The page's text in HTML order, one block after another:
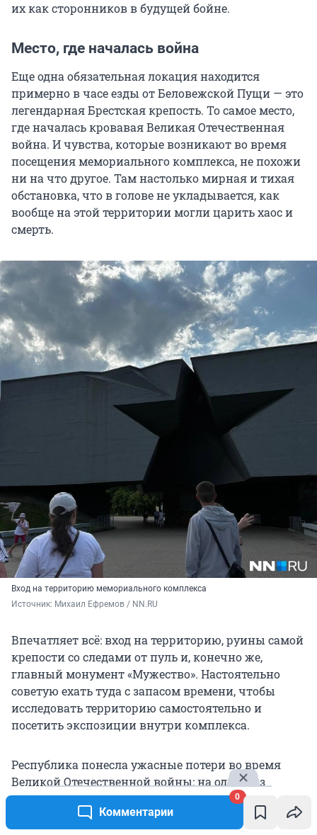
Комментарии
0
их как сторонников в будущей бойне.
Место, где началась война
Еще одна обязательная локация находится
примерно в часе езды от Беловежской Пущи — это
легендарная Брестская крепость. То самое место,
где началась кровавая Великая Отечественная
война. И чувства, которые возникают во время
посещения мемориального комплекса, не похожи
ни на что другое. Там настолько мирная и тихая
обстановка, что в голове не укладывается, как
вообще на этой территории могли царить хаос и
смерть.
Вход на территорию мемориального комплекса
Источник: Михаил Ефремов / NN.RU
Впечатляет всё: вход на территорию, руины самой
крепости со следами от пуль и, конечно же,
главный монумент «Мужество». Настоятельно
советую ехать туда с запасом времени, чтобы
исследовать территорию самостоятельно и
посетить экспозиции внутри комплекса.
Республика понесла ужасные потери во время
Великой Отечественной войны: на одной из
экскурсий нам рассказали, что в те страшные
годы погиб каждый третий (!) белорус, сотни